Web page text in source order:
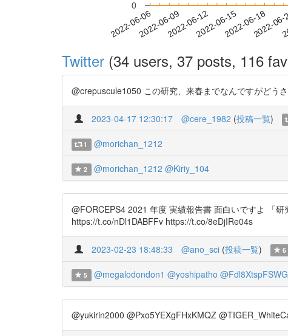
2022-06-062022-06-092022-06-122022-06-152022-06-18
2022-
0
Twitter (34 users, 37 posts, 116
@crepuscule1050 この研究、来春までなんですがど
2023-04-17 12:30:17 @cere_1982 (投稿一覧)
1 @morichan_1212
2 @morichan_1212 @Kiriy_104
@FORCEPS4 2021 年度 実績報告書 面白いですよ 「
https://t.co/nDl1DABFFv https://t.co/8eDjIRe04s
2023-02-23 18:48:33 @ano_sci (投稿一覧) 6
5 @megalodondon1 @yoshipatho
@yukirin2000 @Pxo5YEXgFHxKMQZ